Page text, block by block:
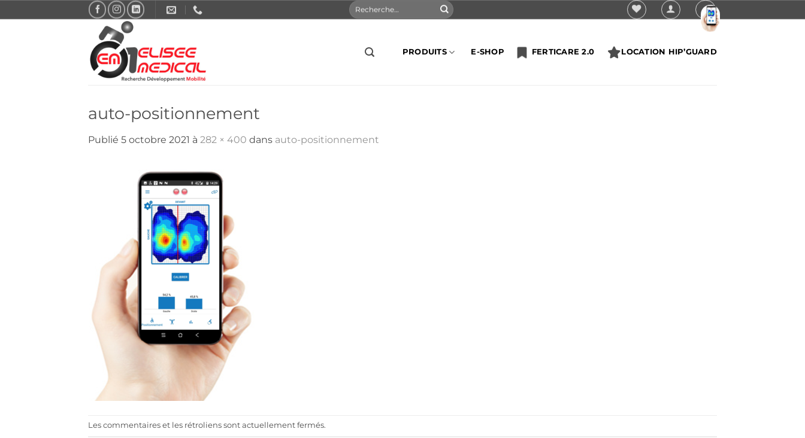
au
Recherche
pour :
PRODUITS E-SHOP FERTICARE 2.0 LOCATION HIP’GUARD
auto-positionnement
Publié 5 octobre 2021 à 282 × 400 dans auto-positionnement
Les commentaires et les rétroliens sont actuellement fermés.